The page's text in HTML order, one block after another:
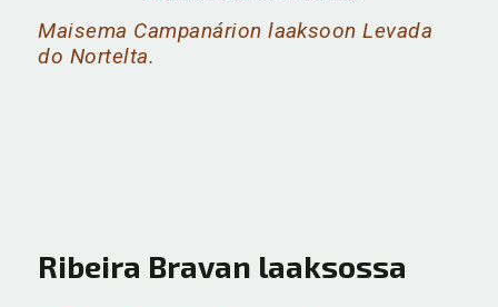
Maisema Campanárion laaksoon Levada
do Nortelta.
Ribeira Bravan laaksossa